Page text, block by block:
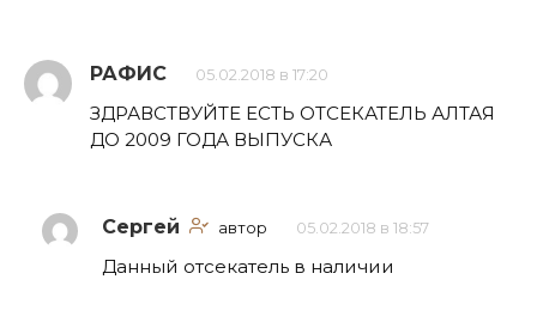
РАФИС 05.02.2018 в 17:20
ЗДРАВСТВУЙТЕ ЕСТЬ ОТСЕКАТЕЛЬ АЛТАЯ
ДО 2009 ГОДА ВЫПУСКА
Сергей автор 05.02.2018 в 18:57
Данный отсекатель в наличии